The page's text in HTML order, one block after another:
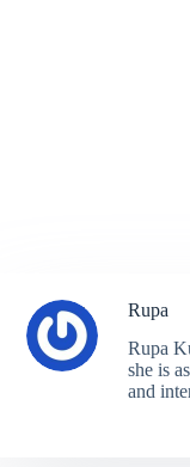
Rupa
Rupa
she is
and